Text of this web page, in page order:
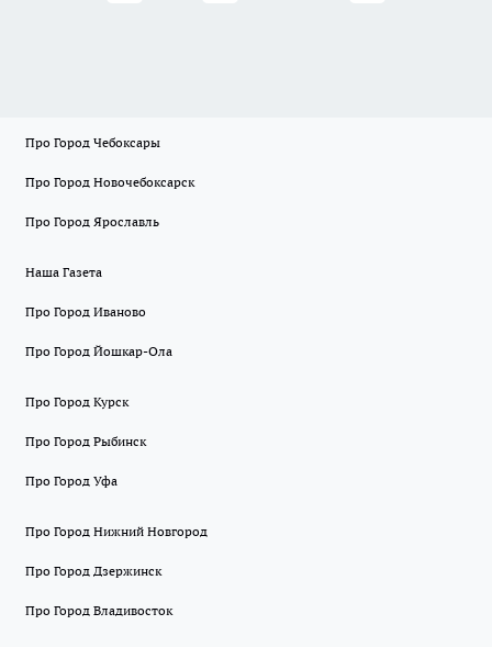
Про Город Чебоксары
Про Город Новочебоксарск
Про Город Ярославль
Наша Газета
Про Город Иваново
Про Город Йошкар-Ола
Про Город Курск
Про Город Рыбинск
Про Город Уфа
Про Город Нижний Новгород
Про Город Дзержинск
Про Город Владивосток